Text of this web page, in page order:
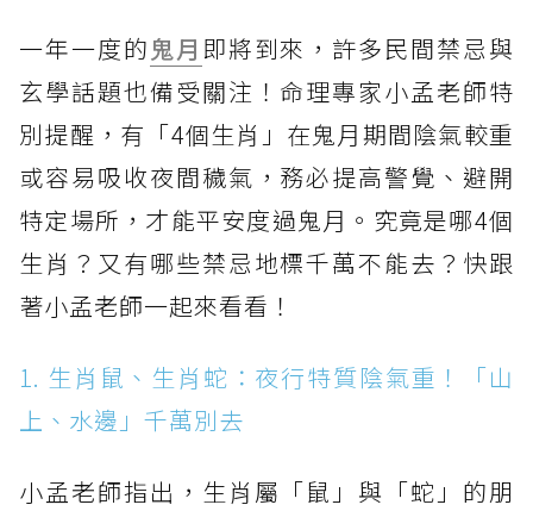
一年一度的鬼月 即將到來，許多民間禁忌與
玄學話題也備受關注！命理專家小孟老師特
別提醒，有「4個生肖」在鬼月期間陰氣較重
或容易吸收夜間穢氣，務必提高警覺、避開
特定場所，才能平安度過鬼月。究竟是哪4個
生肖？又有哪些禁忌地標千萬不能去？快跟
著小孟老師一起來看看！
1. 生肖鼠、生肖蛇：夜行特質陰氣重！「山
上、水邊」千萬別去
小孟老師指出，生肖屬「鼠」與「蛇」的朋